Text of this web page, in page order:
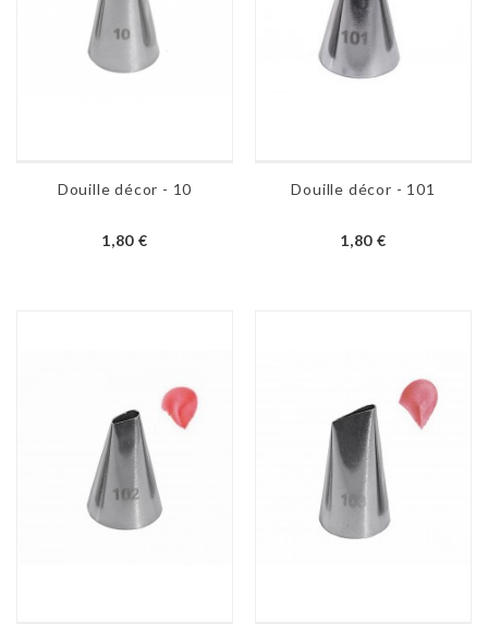
Douille décor - 10
1,80 €
Douille décor - 101
1,80 €